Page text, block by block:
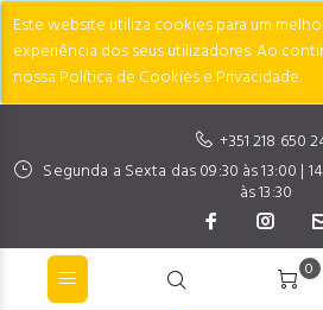
Este website utiliza cookies para um
experiência dos seus utilizadores. Ao
nossa Política de Cookies e Privacidade.
+351 218 650
Segunda a Sexta das 09:30 às 13:00 |
às 13:30
0